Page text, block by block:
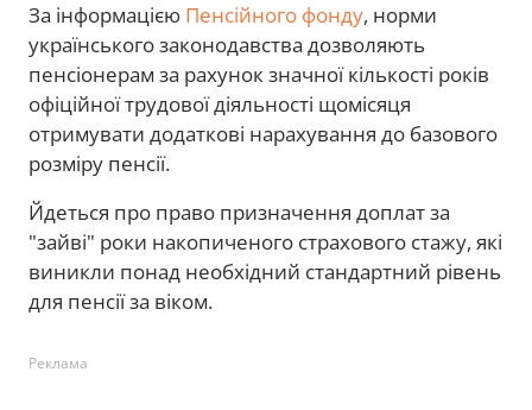
За інформацією Пенсійного фонду, норми
українського законодавства дозволяють
пенсіонерам за рахунок значної кількості років
офіційної трудової діяльності щомісяця
отримувати додаткові нарахування до базового
розміру пенсії.
Йдеться про право призначення доплат за
"зайві" роки накопиченого страхового стажу, які
виникли понад необхідний стандартний рівень
для пенсії за віком.
Реклама